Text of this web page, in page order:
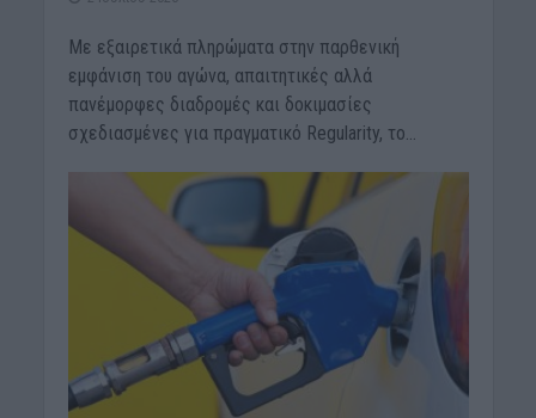
Με εξαιρετικά πληρώματα στην παρθενική
εμφάνιση του αγώνα, απαιτητικές αλλά
πανέμορφες διαδρομές και δοκιμασίες
σχεδιασμένες για πραγματικό Regularity, το...